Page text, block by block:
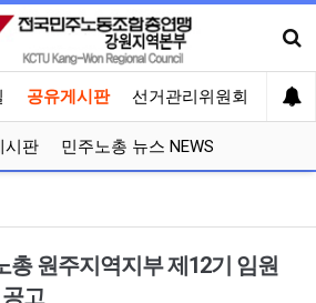
공유게시판 선거관리위원회
시판 민주노총 뉴스 NEWS
총 원주지역지부 제12기 임원
고